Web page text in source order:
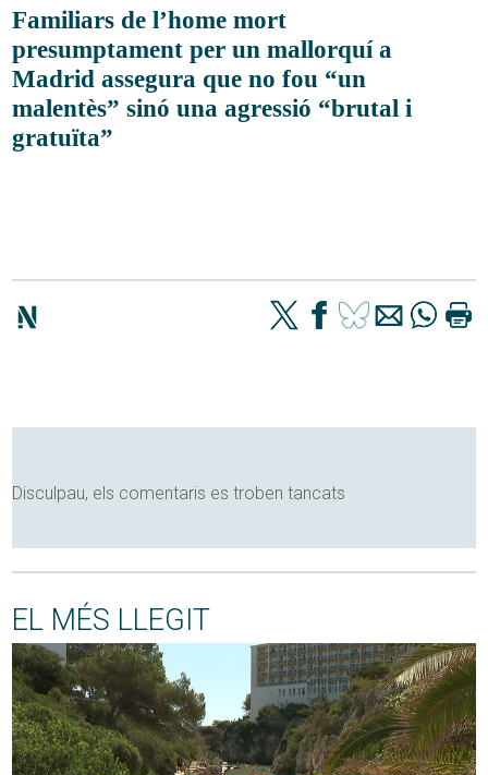
Familiars de l’home mort
presumptament per un mallorquí a
Madrid assegura que no fou “un
malentès” sinó una agressió “brutal i
gratuïta”
Disculpau, els comentaris es troben tancats
EL MÉS LLEGIT